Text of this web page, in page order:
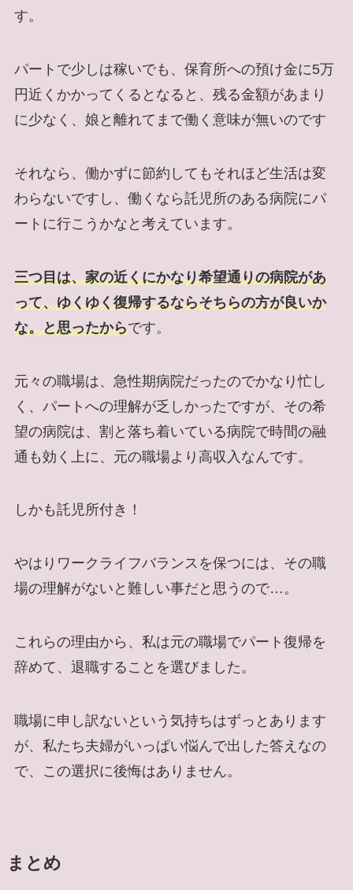
す。
パートで少しは稼いでも、保育所への預け金に5万
円近くかかってくるとなると、残る金額があまり
に少なく、娘と離れてまで働く意味が無いのです
それなら、働かずに節約してもそれほど生活は変
わらないですし、働くなら託児所のある病院にパ
ートに行こうかなと考えています。
三つ目は、家の近くにかなり希望通りの病院があ
って、ゆくゆく復帰するならそちらの方が良いか
な。と思ったからです。
元々の職場は、急性期病院だったのでかなり忙し
く、パートへの理解が乏しかったですが、その希
望の病院は、割と落ち着いている病院で時間の融
通も効く上に、元の職場より高収入なんです。
しかも託児所付き！
やはりワークライフバランスを保つには、その職
場の理解がないと難しい事だと思うので…。
これらの理由から、私は元の職場でパート復帰を
辞めて、退職することを選びました。
職場に申し訳ないという気持ちはずっとあります
が、私たち夫婦がいっぱい悩んで出した答えなの
で、この選択に後悔はありません。
まとめ